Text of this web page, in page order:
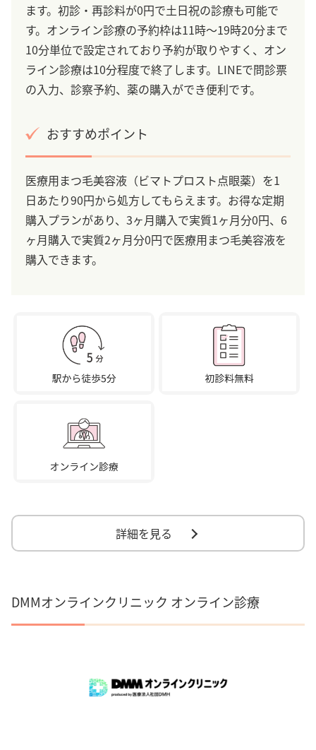
ます。初診・再診料が0円で土日祝の診療も可能で
す。オンライン診療の予約枠は11時～19時20分まで
10分単位で設定されており予約が取りやすく、オン
ライン診療は10分程度で終了します。LINEで問診票
の入力、診察予約、薬の購入ができ便利です。
おすすめポイント
医療用まつ毛美容液（ビマトプロスト点眼薬）を1
日あたり90円から処方してもらえます。お得な定期
購入プランがあり、3ヶ月購入で実質1ヶ月分0円、6
ヶ月購入で実質2ヶ月分0円で医療用まつ毛美容液を
購入できます。
詳細を見る
DMMオンラインクリニック オンライン診療